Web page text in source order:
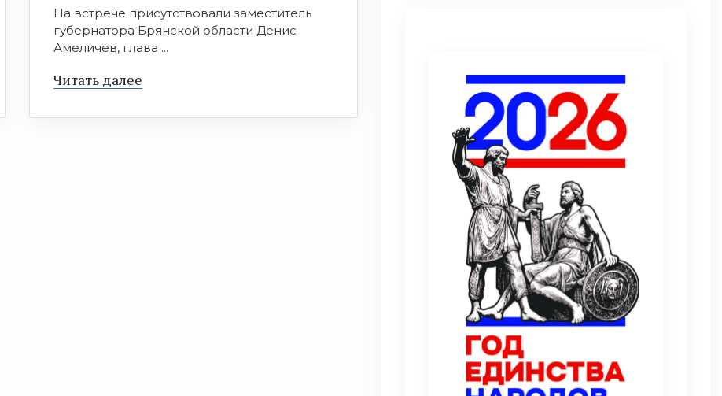
На встрече присутствовали заместитель
губернатора Брянской области Денис
Амеличев, глава ...
Читать далее